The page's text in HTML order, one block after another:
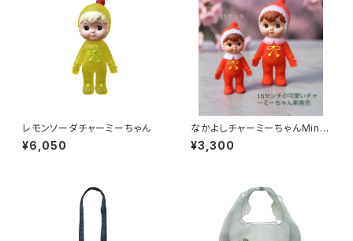
レモンソーダチャーミーちゃん
¥6,050
なかよしチャーミーちゃんMini
ランダム1個
¥3,300